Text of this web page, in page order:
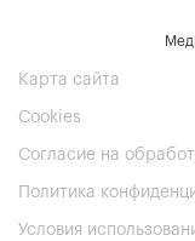
Карта сайта
Cookies
Согласие на
Политика
Условия